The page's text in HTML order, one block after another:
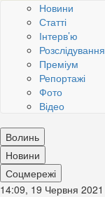
Новини
Статті
Інтерв’ю
Розслідування
Преміум
Репортажі
Фото
Відео
Волинь
Новини
Соцмережі
14:09, 19 Червня 2021